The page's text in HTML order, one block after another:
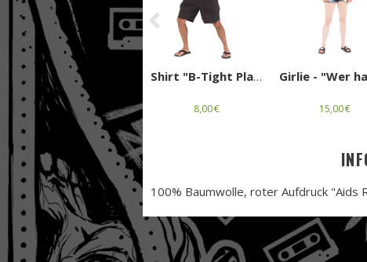
Shirt "B-Tight Playaz" L
8,00 € 15,00 €
Previous
100% Baumwolle, roter Aufdruck "Aids